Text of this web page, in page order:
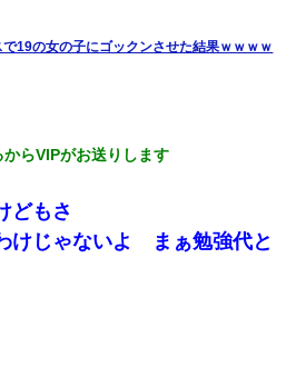
19の女の子にゴックンさせた結果ｗｗｗｗ
らVIPがお送りします
どもさ
けじゃないよ まぁ勉強代と